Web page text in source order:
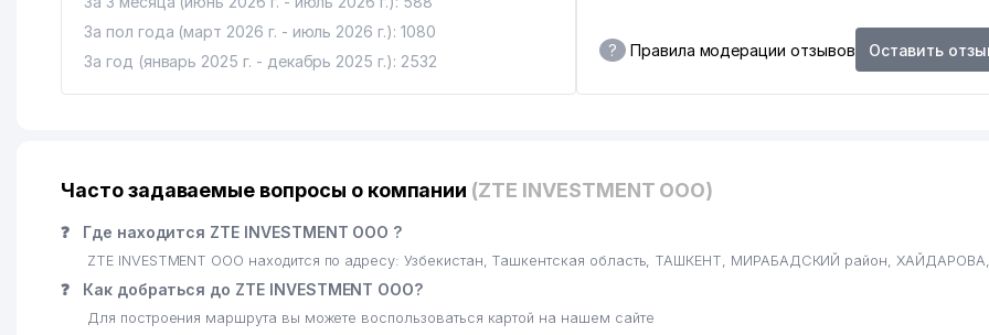
За пол года (март 2026 г. - июль 2026 г.): 1080
За год (январь 2025 г. - декабрь 2025 г.): 2532
? Правила модерации отзывов Оставить
Часто задаваемые вопросы о компании (ZTE INVESTMENT ООО)
❓ Где находится ZTE INVESTMENT ООО ?
ZTE INVESTMENT ООО находится по адресу: Узбекистан, Ташкентская область, ТАШКЕНТ, МИРАБАДСКИЙ район, ХАЙДАРОВА,
❓ Как добраться до ZTE INVESTMENT ООО?
Для построения маршрута вы можете воспользоваться картой на нашем сайте